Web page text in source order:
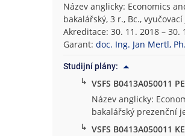
Název anglicky: Economics
bakalářský, 3 r., Bc.,
Akreditace: 30. 11. 2018 – 30.
Garant:doc. Ing. Jan Mertl,
Studijní plány:
↳ VSFS B0413A050011
Název anglicky:
bakalářský prezenční
↳ VSFS B0413A050011